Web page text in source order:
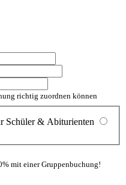
richtig zuordnen können
Schüler & Abiturienten
mit einer Gruppenbuchung!